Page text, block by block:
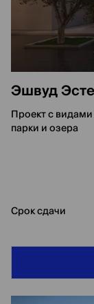
Эшвуд
Проект с
парки и озера
Срок сдачи